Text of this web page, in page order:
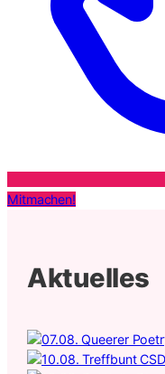
Mitmachen!
Aktuelles